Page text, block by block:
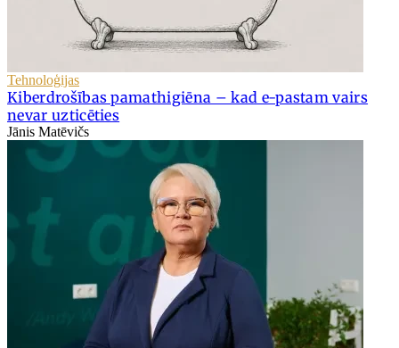
Tehnoloģijas
Kiberdrošības pamathigiēna – kad e-pastam vairs
nevar uzticēties
Jānis Matēvičs